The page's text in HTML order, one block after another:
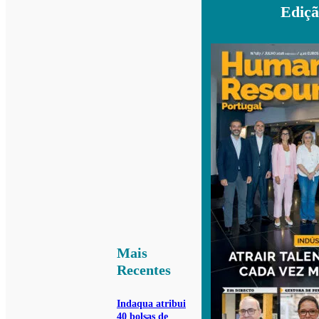
Mais
Recentes
Indaqua atribui
40 bolsas de